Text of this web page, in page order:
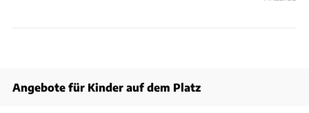
Angebote für Kinder auf dem Platz